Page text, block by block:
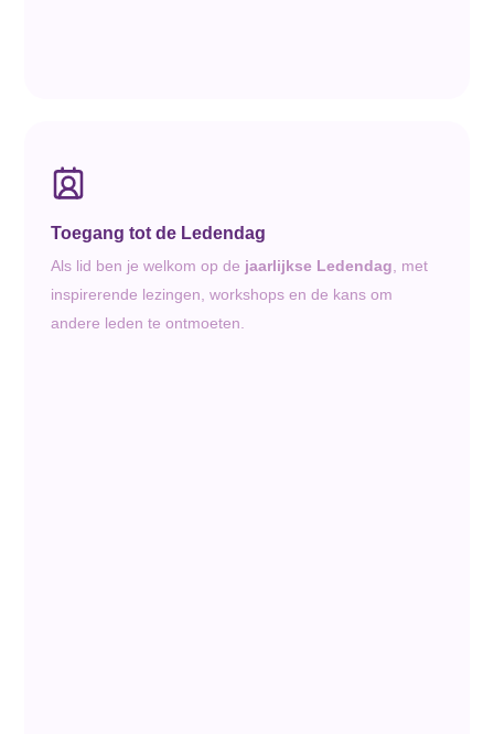
Toegang tot de Ledendag
Als lid ben je welkom op de jaarlijkse Ledendag , met
inspirerende lezingen, workshops en de kans om
andere leden te ontmoeten.